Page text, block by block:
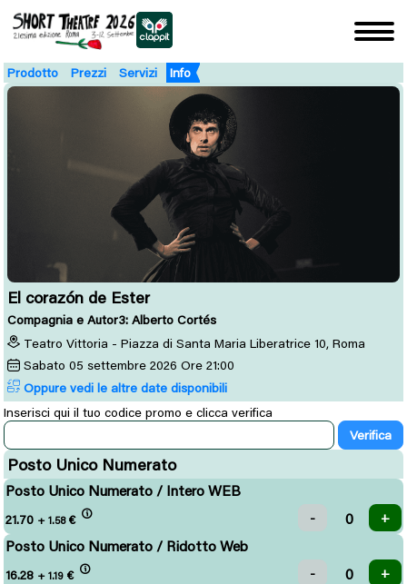
Prodotto Prezzi Servizi Info
El corazón de Ester
Compagnia e Autor3: Alberto Cortés
Teatro Vittoria - Piazza di Santa Maria Liberatrice 10, Roma
Sabato 05 settembre 2026 Ore 21:00
Oppure vedi le altre date disponibili
Inserisci qui il tuo codice promo e clicca verifica
Posto Unico Numerato
Posto Unico Numerato / Intero WEB
21.70 + 1.58 €
Posto Unico Numerato / Ridotto Web
16.28 + 1.19 €